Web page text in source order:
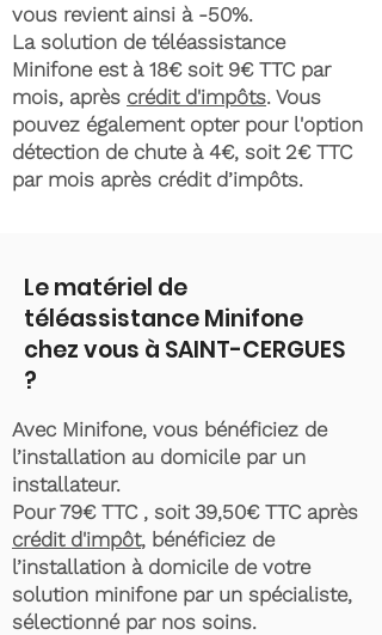
vous revient ainsi à -50%.
La solution de téléassistance
Minifone est à 18€ soit 9€ TTC par
mois, après crédit d'impôts. Vous
pouvez également opter pour l'option
détection de chute à 4€, soit 2€ TTC
par mois après crédit d’impôts.
Le matériel de
téléassistance Minifone
chez vous à SAINT-CERGUES
?
Avec Minifone, vous bénéficiez de
l’installation au domicile par un
installateur.
Pour 79€ TTC , soit 39,50€ TTC après
crédit d'impôt, bénéficiez de
l’installation à domicile de votre
solution minifone par un spécialiste,
sélectionné par nos soins.